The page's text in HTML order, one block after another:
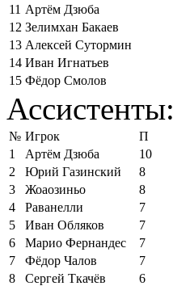
11 Артём Дзюба
12 Зелимхан Бакаев
13 Алексей Сутормин
14 Иван Игнатьев
15 Фёдор Смолов
Ассистенты:
№ Игрок
П
1
Артём Дзюба
10
2
Юрий Газинский
8
3
Жоаозиньо
8
4
Раванелли
7
5
Иван Обляков
7
6
Марио Фернандес
7
7
Фёдор Чалов
7
8
Сергей Ткачёв
6